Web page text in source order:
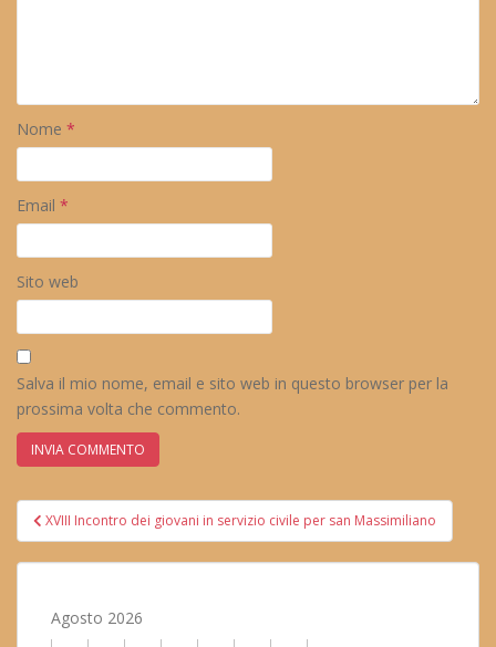
Nome *
Email *
Sito web
Salva il mio nome, email e sito web in questo browser per la
prossima volta che commento.
Navigazione
articoli
XVIII Incontro dei giovani in servizio civile per san Massimiliano
Agosto 2026